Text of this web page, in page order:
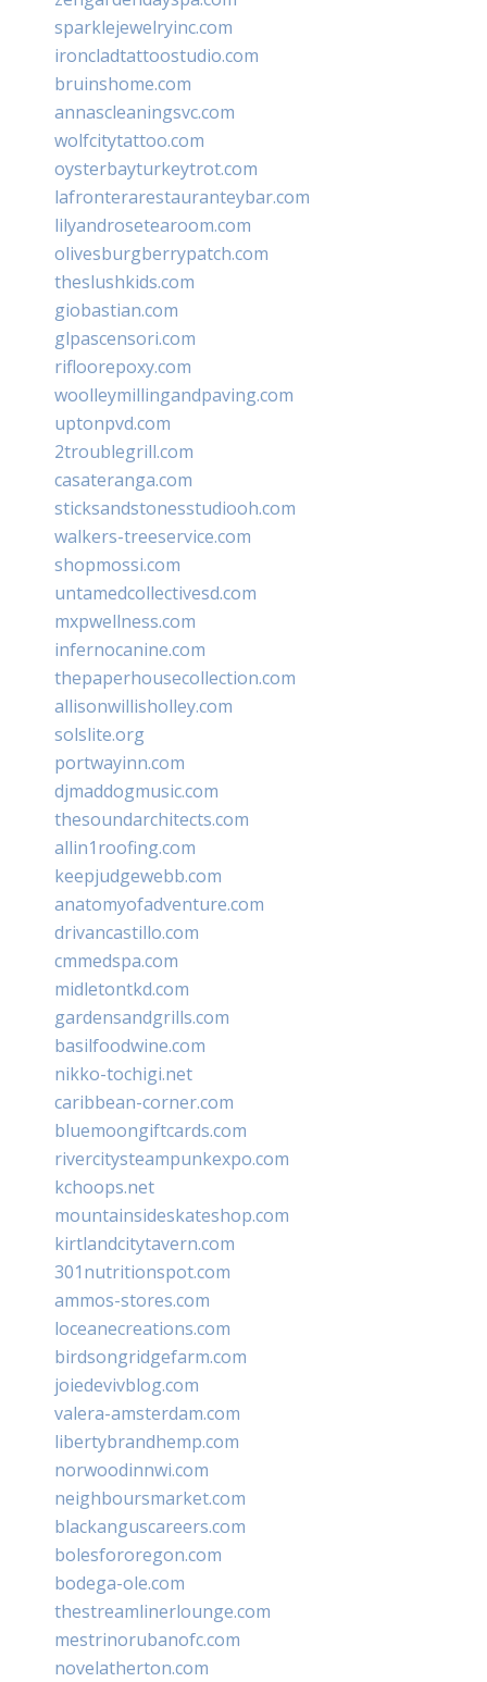
sparklejewelryinc.com
ironcladtattoostudio.com
bruinshome.com
annascleaningsvc.com
wolfcitytattoo.com
oysterbayturkeytrot.com
lafronterarestauranteybar.com
lilyandrosetearoom.com
olivesburgberrypatch.com
theslushkids.com
giobastian.com
glpascensori.com
rifloorepoxy.com
woolleymillingandpaving.com
uptonpvd.com
2troublegrill.com
casateranga.com
sticksandstonesstudiooh.com
walkers-treeservice.com
shopmossi.com
untamedcollectivesd.com
mxpwellness.com
infernocanine.com
thepaperhousecollection.com
allisonwillisholley.com
solslite.org
portwayinn.com
djmaddogmusic.com
thesoundarchitects.com
allin1roofing.com
keepjudgewebb.com
anatomyofadventure.com
drivancastillo.com
cmmedspa.com
midletontkd.com
gardensandgrills.com
basilfoodwine.com
nikko-tochigi.net
caribbean-corner.com
bluemoongiftcards.com
rivercitysteampunkexpo.com
kchoops.net
mountainsideskateshop.com
kirtlandcitytavern.com
301nutritionspot.com
ammos-stores.com
loceanecreations.com
birdsongridgefarm.com
joiedevivblog.com
valera-amsterdam.com
libertybrandhemp.com
norwoodinnwi.com
neighboursmarket.com
blackanguscareers.com
bolesfororegon.com
bodega-ole.com
thestreamlinerlounge.com
mestrinorubanofc.com
novelatherton.com